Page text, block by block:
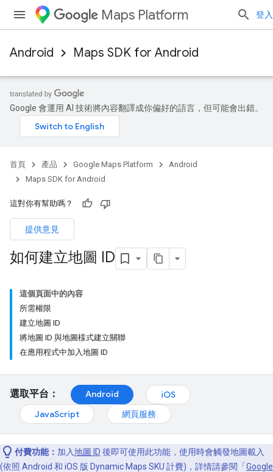
Maps Platform 登入
Android Maps SDK for Android
Google 會運用 AI 技術將內容翻譯成你偏好的語言，但可能會出錯。
首頁 產品 Google Maps Platform
Android
Maps SDK for Android
這對你有幫助嗎？
提供意見
如何建立地圖 ID
這個頁面中的內容
所需權限
建立地圖 ID
將地圖 ID 與地圖樣式建立關聯
在應用程式中加入地圖 ID
選取平台： Android
iOS
JavaScript
網頁服務
付費功能： 加入地圖 ID 後即可使用此功能，使用時會觸發地圖載入
(依照 Android 和 iOS 版 Dynamic Maps SKU 計費)，詳情請參閱「 Google